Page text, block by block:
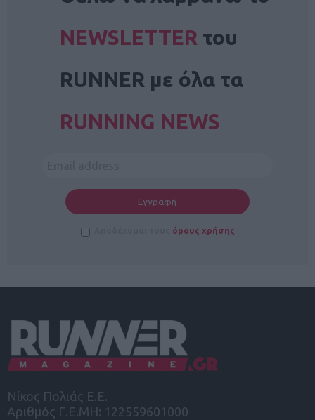
NEWSLETTER του
RUNNER με όλα τα
RUNNING NEWS
όρους χρήσης
Νίκος Πολιάς Ε.Ε.
Αριθμός Γ.Ε.ΜΗ: 122559601000